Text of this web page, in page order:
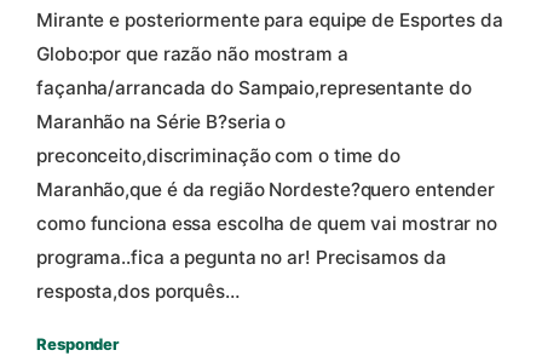
Mirante e posteriormente para equipe de Esportes da
Globo:por que razão não mostram a
façanha/arrancada do Sampaio,representante do
Maranhão na Série B?seria o
preconceito,discriminação com o time do
Maranhão,que é da região Nordeste?quero entender
como funciona essa escolha de quem vai mostrar no
programa..fica a pegunta no ar! Precisamos da
resposta,dos porquês…
Responder